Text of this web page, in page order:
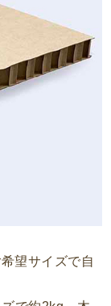
望サイズで自